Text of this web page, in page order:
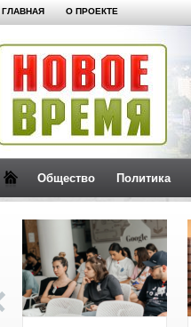
ГЛАВНАЯ О ПРОЕКТЕ
Общество Политика